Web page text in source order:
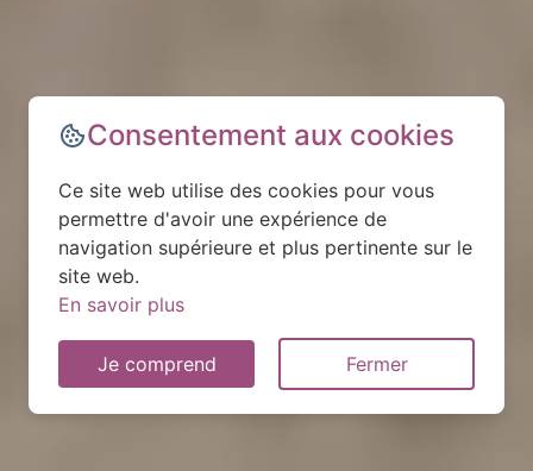
Consentement aux cookies
Ce site web utilise des cookies pour vous
permettre d'avoir une expérience de
navigation supérieure et plus pertinente sur le
site web.
En savoir plus
Je comprend Fermer